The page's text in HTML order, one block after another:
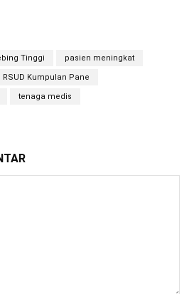
Tinggi pasien meningkat
RSUD Kumpulan Pane
tenaga medis